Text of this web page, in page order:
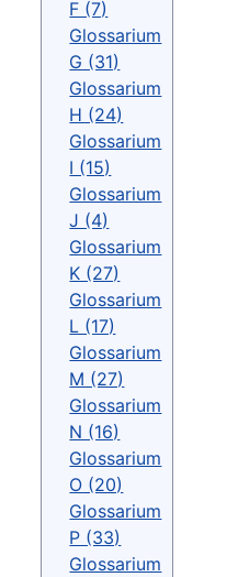
F (7)
Glossarium
G (31)
Glossarium
H (24)
Glossarium
I (15)
Glossarium
J (4)
Glossarium
K (27)
Glossarium
L (17)
Glossarium
M (27)
Glossarium
N (16)
Glossarium
O (20)
Glossarium
P (33)
Glossarium